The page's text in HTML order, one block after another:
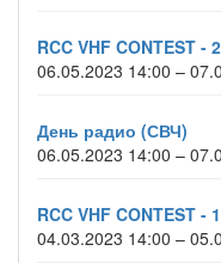
RCC VHF CONTEST -
06.05.2023 14:00 –
День радио (СВЧ)
06.05.2023 14:00 –
RCC VHF CONTEST -
04.03.2023 14:00 –